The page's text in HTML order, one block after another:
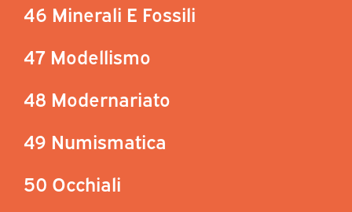
46 Minerali E Fossili
47 Modellismo
48 Modernariato
49 Numismatica
50 Occhiali